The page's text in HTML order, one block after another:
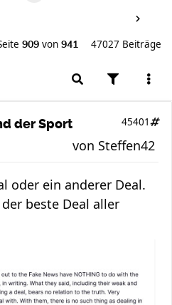
909 von 941 47027 Beiträge
der Sport 45401
von Steffen42
oder ein anderer Deal.
beste Deal aller